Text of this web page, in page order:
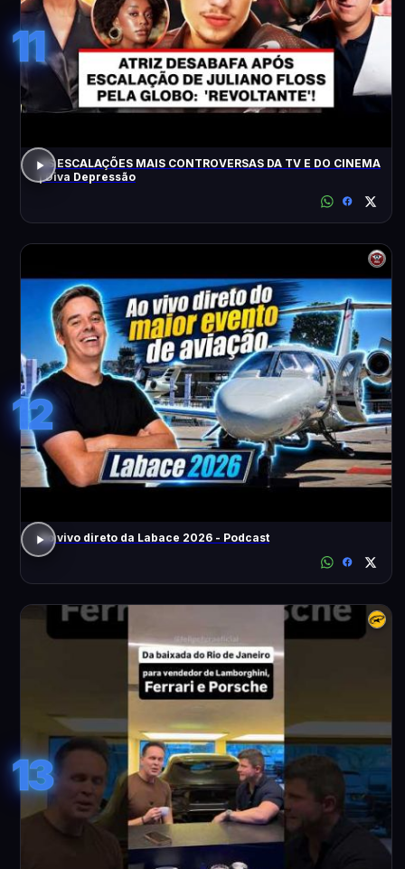
11
AS ESCALAÇÕES MAIS CONTROVERSAS DA TV E DO CINEMA
| Diva Depressão
12
Ao vivo direto da Labace 2026 - Podcast
13